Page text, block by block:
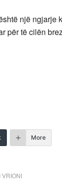
një ngjarje
për të cilën
More
VRIONI